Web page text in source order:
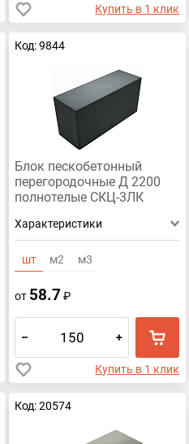
Купить в 1 клик
Код: 9844
Блок пескобетонный
перегородочные Д 2200
полнотелые СКЦ-3ЛК
Характеристики
шт м2 м3
от 58.7₽
– +
Купить в 1 клик
Код: 20574